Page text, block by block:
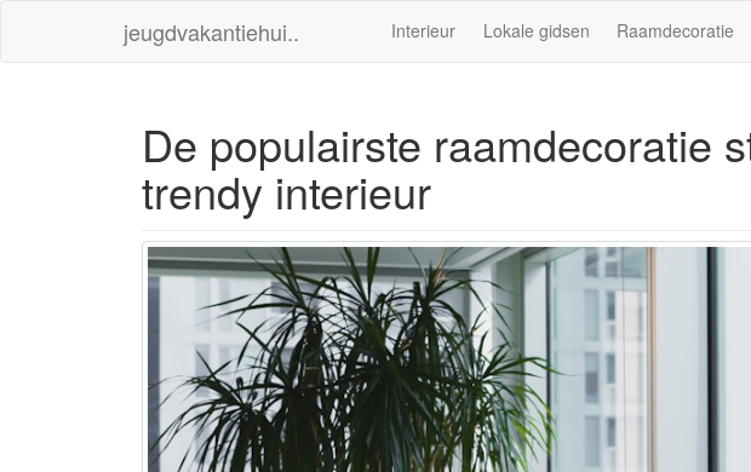
jeugdvakantiehui.. Interieur Lokale gidsen Raamdecoratie
De populairste raamdecoratie
trendy interieur